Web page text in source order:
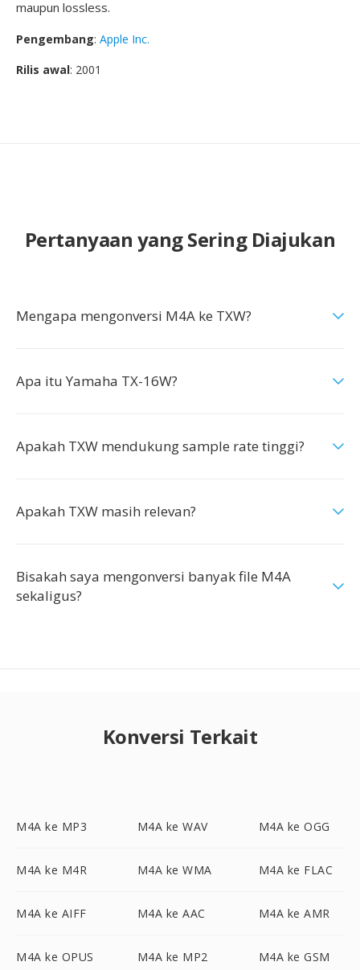
maupun lossless.
Pengembang: Apple Inc.
Rilis awal: 2001
Pertanyaan yang Sering Diajukan
Mengapa mengonversi M4A ke TXW?
Apa itu Yamaha TX-16W?
Apakah TXW mendukung sample rate tinggi?
Apakah TXW masih relevan?
Bisakah saya mengonversi banyak file M4A
sekaligus?
Konversi Terkait
M4A ke MP3 M4A ke WAV M4A ke OGG
M4A ke M4R M4A ke WMA M4A ke FLAC
M4A ke AIFF M4A ke AAC M4A ke AMR
M4A ke OPUS M4A ke MP2 M4A ke GSM